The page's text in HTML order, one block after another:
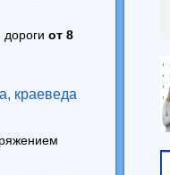
от 8
краеведа